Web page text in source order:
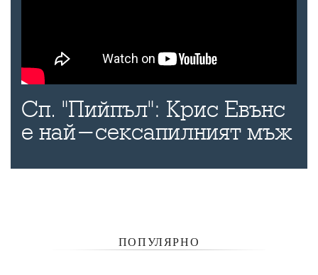
Сп. "Пийпъл": Крис Евънс
е най-сексапилният мъж
ПОПУЛЯРНО